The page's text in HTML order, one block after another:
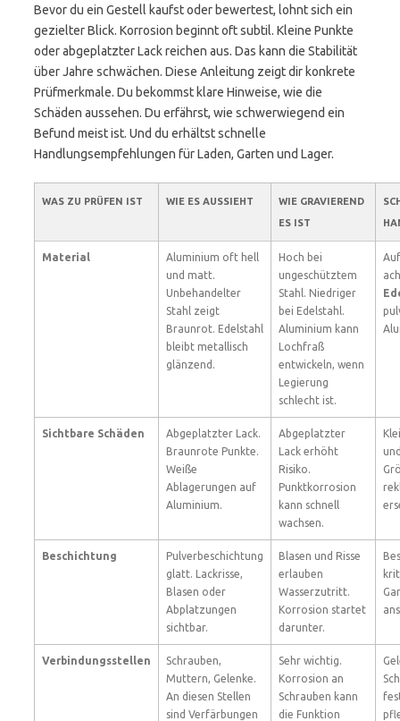
Bevor du ein Gestell kaufst oder bewertest, lohnt sich ein
gezielter Blick. Korrosion beginnt oft subtil. Kleine Punkte
oder abgeplatzter Lack reichen aus. Das kann die Stabilität
über Jahre schwächen. Diese Anleitung zeigt dir konkrete
Prüfmerkmale. Du bekommst klare Hinweise, wie die
Schäden aussehen. Du erfährst, wie schwerwiegend ein
Befund meist ist. Und du erhältst schnelle
Handlungsempfehlungen für Laden, Garten und Lager.
WAS ZU PRÜFEN IST WIE ES AUSSIEHT
WIE GRAVIEREND
ES IST
Material
Aluminium oft hell
und matt.
Unbehandelter
Stahl zeigt
Braunrot. Edelstahl
bleibt metallisch
glänzend.
Hoch bei
ungeschütztem
Stahl. Niedriger
bei Edelstahl.
Aluminium kann
Lochfraß
entwickeln, wenn
Legierung
schlecht ist.
Sichtbare Schäden
Abgeplatzter Lack.
Braunrote Punkte.
Weiße
Ablagerungen auf
Aluminium.
Abgeplatzter
Lack erhöht
Risiko.
Punktkorrosion
kann schnell
wachsen.
Beschichtung
Pulverbeschichtung
glatt. Lackrisse,
Blasen oder
Abplatzungen
sichtbar.
Blasen und Risse
erlauben
Wasserzutritt.
Korrosion startet
darunter.
Verbindungsstellen
Schrauben,
Muttern, Gelenke.
An diesen Stellen
sind Verfärbungen
Sehr wichtig.
Korrosion an
Schrauben kann
die Funktion